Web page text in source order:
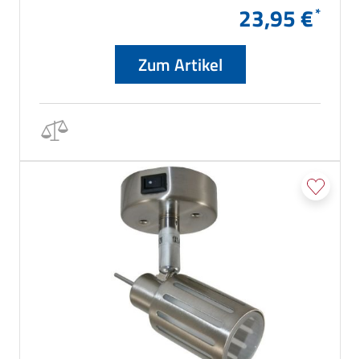
23,95 €
Zum Artikel